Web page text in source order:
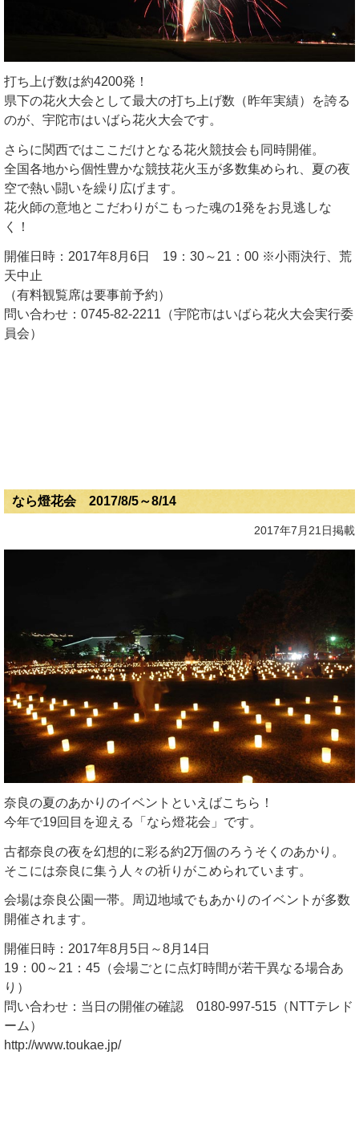
打ち上げ数は約4200発！
県下の花火大会として最大の打ち上げ数（昨年実績）を誇る
のが、宇陀市はいばら花火大会です。
さらに関西ではここだけとなる花火競技会も同時開催。
全国各地から個性豊かな競技花火玉が多数集められ、夏の夜
空で熱い闘いを繰り広げます。
花火師の意地とこだわりがこもった魂の1発をお見逃しな
く！
開催日時：2017年8月6日 19：30～21：00 ※小雨決行、荒
天中止
（有料観覧席は要事前予約）
問い合わせ：0745-82-2211（宇陀市はいばら花火大会実行委
員会）
なら燈花会 2017/8/5～8/14
2017年7月21日掲載
奈良の夏のあかりのイベントといえばこちら！
今年で19回目を迎える「なら燈花会」です。
古都奈良の夜を幻想的に彩る約2万個のろうそくのあかり。
そこには奈良に集う人々の祈りがこめられています。
会場は奈良公園一帯。周辺地域でもあかりのイベントが多数
開催されます。
開催日時：2017年8月5日～8月14日
19：00～21：45（会場ごとに点灯時間が若干異なる場合あ
り）
問い合わせ：当日の開催の確認 0180-997-515（NTTテレド
ーム）
http://www.toukae.jp/